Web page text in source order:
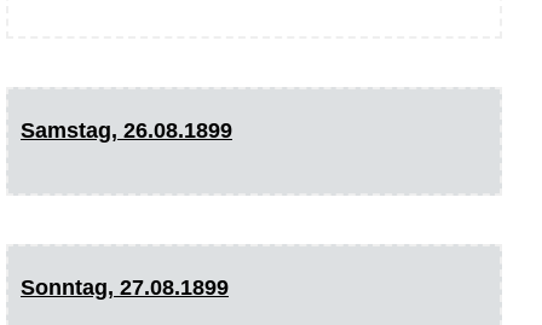
Samstag, 26.08.1899
Sonntag, 27.08.1899